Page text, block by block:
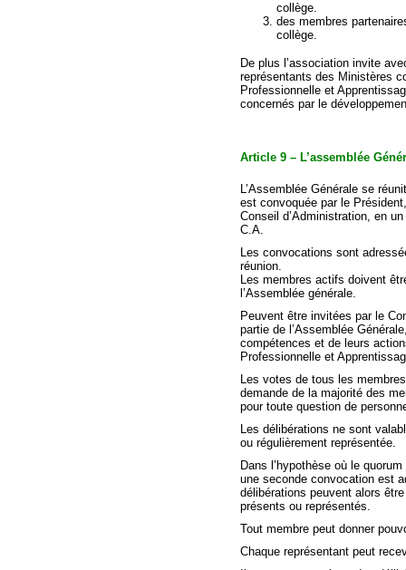
collège.
des membres
collège.
De plus l’association invite
représentants des Ministères
Professionnelle et
concernés par le
Article 9 – L’assemblée
L’Assemblée Générale se
est convoquée par le
Conseil d’Administration, en
C.A.
Les convocations sont
réunion.
Les membres actifs doivent
l’Assemblée générale.
Peuvent être invitées par le
partie de l’Assemblée
compétences et de leurs
Professionnelle et
Les votes de tous les
demande de la majorité des
pour toute question de
Les délibérations ne sont
ou régulièrement représentée.
Dans l’hypothèse où le
une seconde convocation est
délibérations peuvent alors
présents ou représentés.
Tout membre peut donner
Chaque représentant peut